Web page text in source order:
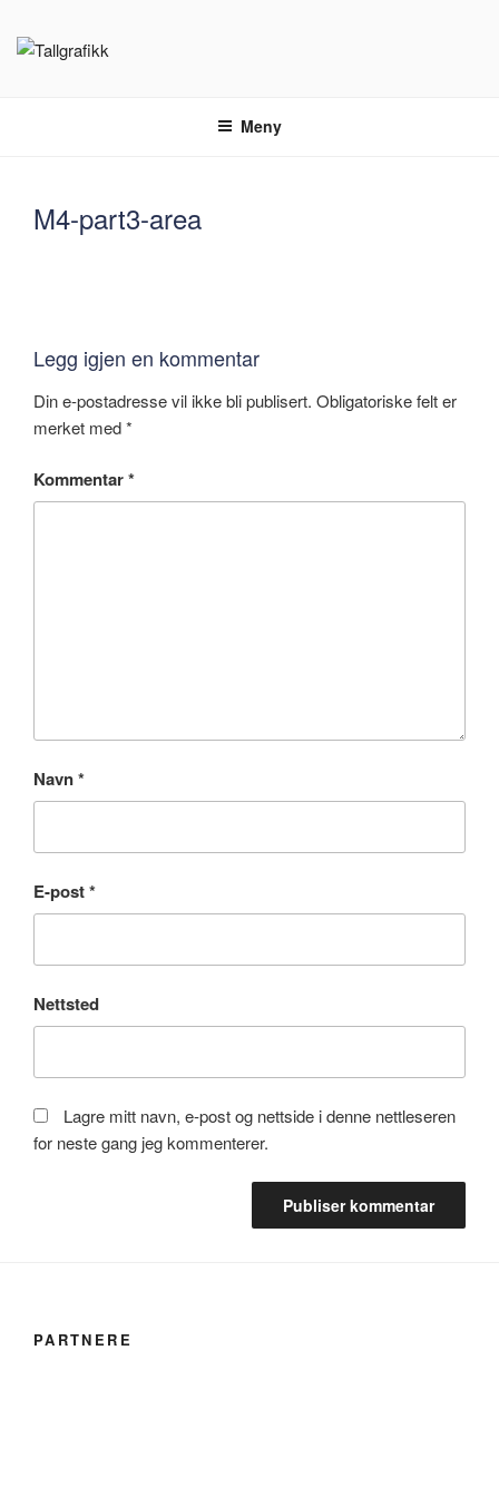
Meny
M4-part3-area
Legg igjen en kommentar
Din e-postadresse vil ikke bli publisert. Obligatoriske felt er
merket med*
Kommentar*
Navn*
E-post*
Nettsted
Lagre mitt navn, e-post og nettside i denne nettleseren
for neste gang jeg kommenterer.
PARTNERE